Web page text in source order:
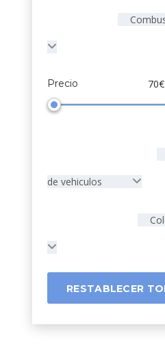
Precio
de vehiculos
RESTABLECER